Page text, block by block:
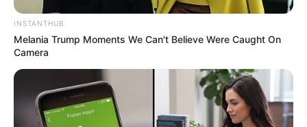
INSTANTHUB
Melania Trump Moments We Can't Believe Were Caught On
Camera